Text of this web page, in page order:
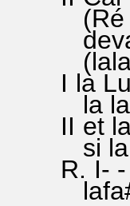
(Ré
(lala
I la
la
II et
si la
R. I-